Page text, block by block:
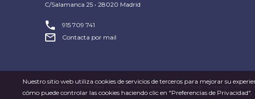
C/Salamanca 25 • 28020 Madrid

 915 709 741

 Contacta por mail
Sitemap – Copyright ©
Nuestro sitio web utiliza cookies de servicios de terceros para mejorar su
cómo puede controlar las cookies haciendo clic en "Preferencias de Privacidad".